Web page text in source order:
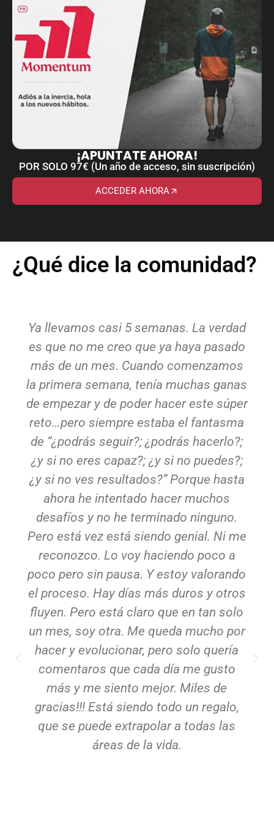
¡APUNTATE AHORA!
POR SOLO 97€ (Un año de acceso, sin suscripción)
ACCEDER AHORA
¿Qué dice la comunidad?
Ya llevamos casi 5 semanas. La verdad
es que no me creo que ya haya pasado
más de un mes. Cuando comenzamos
la primera semana, tenía muchas ganas
de empezar y de poder hacer este súper
reto…pero siempre estaba el fantasma
de “¿podrás seguir?; ¿podrás hacerlo?;
¿y si no eres capaz?; ¿y si no puedes?;
¿y si no ves resultados?” Porque hasta
ahora he intentado hacer muchos
desafíos y no he terminado ninguno.
Pero está vez está siendo genial. Ni me
reconozco. Lo voy haciendo poco a
poco pero sin pausa. Y estoy valorando
el proceso. Hay días más duros y otros
fluyen. Pero está claro que en tan solo
un mes, soy otra. Me queda mucho por
hacer y evolucionar, pero solo quería
comentaros que cada día me gusto
más y me siento mejor. Miles de
gracias!!! Está siendo todo un regalo,
que se puede extrapolar a todas las
áreas de la vida.